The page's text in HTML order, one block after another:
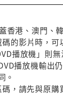
香港、澳門、
的影片時，可
播放機」則
播放機輸出
。
，請先與原購